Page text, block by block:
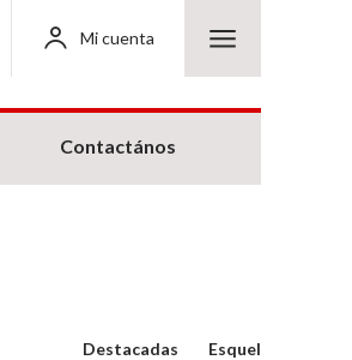
Mi cuenta
Contactános
Destacadas Esquel